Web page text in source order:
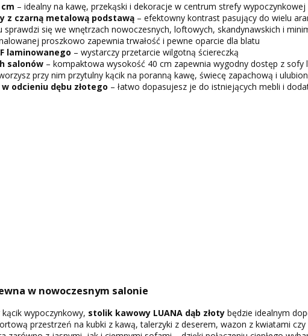
cm – idealny na kawę, przekąski i dekoracje w centrum strefy wypoczynkowej
z czarną metalową podstawą– efektowny kontrast pasujący do wielu
się we wnętrzach nowoczesnych, loftowych, skandynawskich i
proszkowo zapewnia trwałość i pewne oparcie dla blatu
laminowanego – wystarczy przetarcie wilgotną ściereczką
salonów– kompaktowa wysokość 40 cm zapewnia wygodny dostęp z sofy
przy nim przytulny kącik na poranną kawę, świecę zapachową i
odcieniu dębu złotego – łatwo dopasujesz je do istniejących mebli i
w nowoczesnym salonie
wypoczynkowy, stolik kawowy LUANA dąb złotybędzie idealnym
przestrzeń na kubki z kawą, talerzyki z deserem, wazon z kwiatami